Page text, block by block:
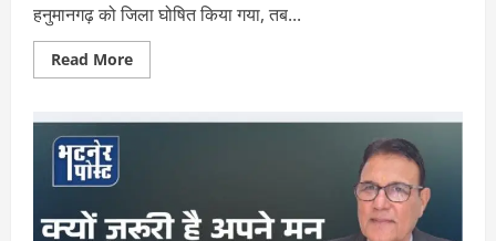
हनुमानगढ़ को जिला घोषित किया गया, तब...
Read MoreRead
more
का
हनुमानगढ़